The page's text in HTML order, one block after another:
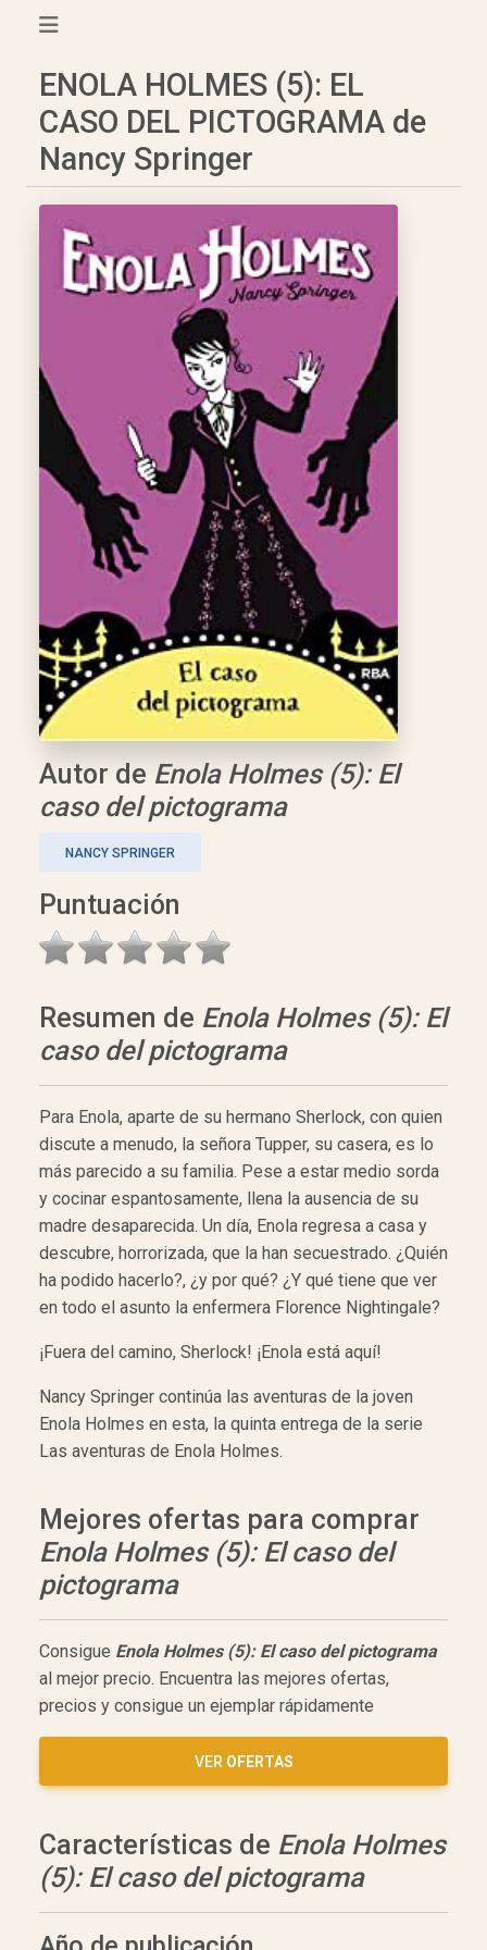
ENOLA HOLMES (5): EL
CASO DEL PICTOGRAMA de
Nancy Springer
Autor de Enola Holmes (5): El
caso del pictograma
NANCY SPRINGER
Puntuación
Resumen de Enola Holmes (5): El
caso del pictograma
Para Enola, aparte de su hermano Sherlock, con quien
discute a menudo, la señora Tupper, su casera, es lo
más parecido a su familia. Pese a estar medio sorda
y cocinar espantosamente, llena la ausencia de su
madre desaparecida. Un día, Enola regresa a casa y
descubre, horrorizada, que la han secuestrado. ¿Quién
ha podido hacerlo?, ¿y por qué? ¿Y qué tiene que ver
en todo el asunto la enfermera Florence Nightingale?
¡Fuera del camino, Sherlock! ¡Enola está aquí!
Nancy Springer continúa las aventuras de la joven
Enola Holmes en esta, la quinta entrega de la serie
Las aventuras de Enola Holmes.
Mejores ofertas para comprar
Enola Holmes (5): El caso del
pictograma
Consigue Enola Holmes (5): El caso del pictograma
al mejor precio. Encuentra las mejores ofertas,
precios y consigue un ejemplar rápidamente
VER OFERTAS
Características de Enola Holmes
(5): El caso del pictograma